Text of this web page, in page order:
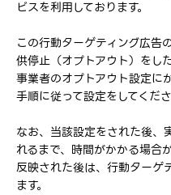
ビスを利用しております。
この行動ターゲティング広告
供停止（オプトアウト）をし
事業者のオプトアウト設定に
手順に従って設定をしてくださ
なお、当該設定をされた後、
れるまで、時間がかかる場合
反映された後は、行動ターゲ
ます。